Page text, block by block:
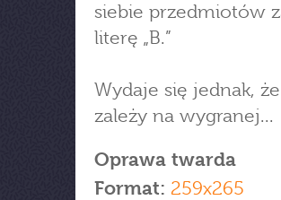
siebie przedmiotów
literę „B.”
Wydaje się jednak,
zależy na wygranej...
Oprawa twarda
Format: 259x265